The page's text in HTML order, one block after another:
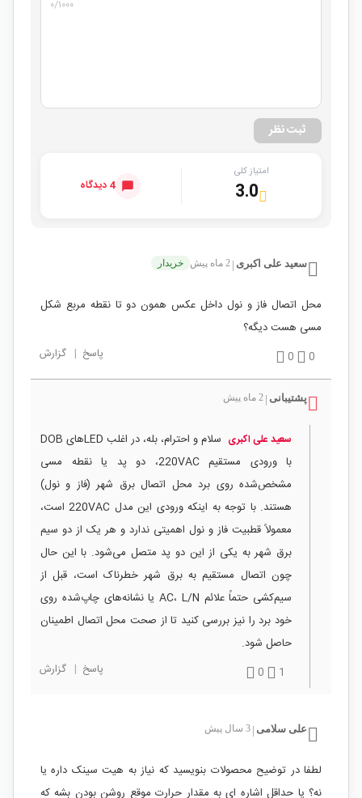
۰/۱۰۰۰
ثبت نظر
امتیاز کلی
3.0 4 دیدگاه
سعید علی اکبری 2 ماه پیش خریدار
محل اتصال فاز و نول داخل عکس همون دو تا نقطه مربع شکل
مسی هست دیگه؟
0
0 پاسخ | گزارش
پشتیبانی 2 ماه پیش
سعید علی اکبری
سلام و احترام، بله، در اغلب LEDهای DOB
با ورودی مستقیم 220VAC، دو پد یا نقطه مسی
مشخص‌شده روی برد محل اتصال برق شهر (فاز و نول)
هستند. با توجه به اینکه ورودی این مدل 220VAC است،
معمولاً قطبیت فاز و نول اهمیتی ندارد و هر یک از دو سیم
برق شهر به یکی از این دو پد متصل می‌شود. با این حال
چون اتصال مستقیم به برق شهر خطرناک است، قبل از
سیم‌کشی حتماً علائم AC، L/N یا نشانه‌های چاپ‌شده روی
خود برد را نیز بررسی کنید تا از صحت محل اتصال اطمینان
حاصل شود.
1
0 پاسخ | گزارش
علی سلامی 3 سال پیش
لطفا در توضیح محصولات بنویسید که نیاز به هیت سینک داره یا
نه؟ یا حداقل اشاره ای به مقدار حرارت موقع روشن بودن بشه که